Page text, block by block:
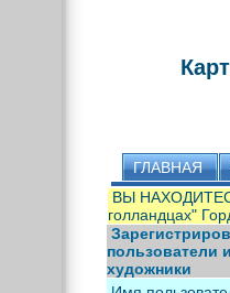
ГЛАВНАЯ
ВЫ
голландцах"
пользователи и
художники